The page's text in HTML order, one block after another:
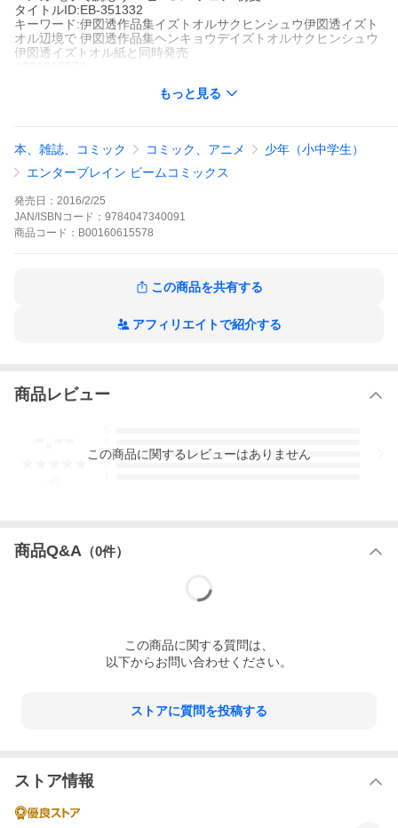
タイトルID:EB-351332
キーワード:伊図透作品集イズトオルサクヒンシュウ伊図透イズト
オル辺境で 伊図透作品集ヘンキョウデイズトオルサクヒンシュウ
伊図透イズトオル紙と同時発売
ガ
電子で読もう！ ビーム・フェア 初夏
第49回ちばてつや賞大賞受賞、第5回漫画アクション新人賞入賞を
経て、『ミツバチのキス』『エイス』、そして『銃座のウルナ』
(第21回文化庁メディア芸術祭[優秀賞]受賞)と、漫画シーンから熱
い注目を浴びる意欲作を発表し続ける鬼才・伊図透。未発表作か
ら最近作まで、その多彩な魅力に溢れた独創性豊かな作品群を一
冊に編んだ、待望の初短編集。
もっと見る
本、雑誌、コミック コミック、アニメ
少年（小中学生）
エンターブレイン ビームコミックス
発売日： 2016/2/25
JAN/ISBNコード： 9784047340091
商品 コード： B00160615578
この商品を共有する
アフィリエイトで紹介する
商品レビュー
3
この商品に関するレビューはありません
商品Q&A （0件）
この商品に関する質問は、
以下からお問い合わせください。
ストアに質問を投稿する
ストア情報